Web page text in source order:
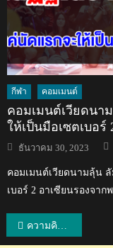
กีฬา คอมเมนต์
คอมเมนต์เวียดนา
ให้เป็นมือเซตเบอ
Posted
on
ธันวาคม 30, 2023
คอมเมนต์เวียดนามลุ้น
เบอร์ 2 อาเซียนรองจา
แนะแนว
ความคิดเห็นชาวอินโดนีเซียหลังทราบว่าไทยใช้ผู้เล่นที่ดีที่สุดในรอบคัดเลือก AFC U23